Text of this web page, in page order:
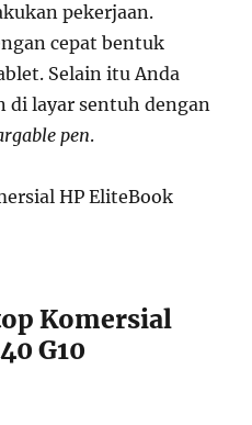
pekerjaan.
cepat bentuk
Selain itu Anda
di layar sentuh dengan
pen.
Komersial
G10